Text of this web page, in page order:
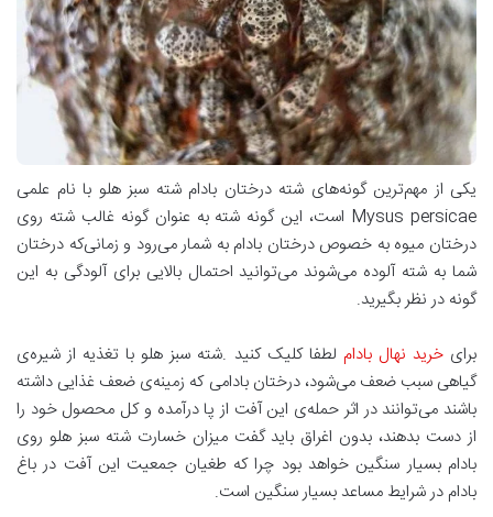
یکی از مهم‌ترین گونه‌های شته درختان بادام شته سبز هلو با نام علمی
Mysus persicae است، این گونه شته به عنوان گونه غالب شته روی
درختان میوه به خصوص درختان بادام به شمار می‌رود و زمانی‌که درختان
شما به شته آلوده می‌شوند می‌توانید احتمال بالایی برای آلودگی به این
گونه در نظر بگیرید.
برایخرید نهال بادام لطفا کلیک کنید .شته سبز هلو با تغذیه از شیره‌ی
گیاهی سبب ضعف می‌شود، درختان بادامی که زمینه‌ی ضعف غذایی داشته
باشند می‌توانند در اثر حمله‌ی این آفت از پا درآمده و کل محصول خود را
از دست بدهند، بدون اغراق باید گفت میزان خسارت شته سبز هلو روی
بادام بسیار سنگین خواهد بود چرا که طغیان جمعیت این آفت در باغ
بادام در شرایط مساعد بسیار سنگین است.